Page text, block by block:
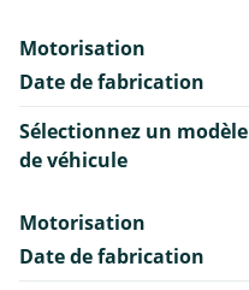
Motorisation
Date de fabrication
Sélectionnez un modèle
de véhicule
Motorisation
Date de fabrication